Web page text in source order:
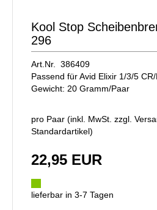
Kool Stop
296
Art.Nr. 386409
Passend für Avid Elixir 1/3/5
Gewicht: 20 Gramm/Paar
pro Paar (inkl. MwSt. zzgl.
Standardartikel)
22,95 EUR
lieferbar in 3-7 Tagen